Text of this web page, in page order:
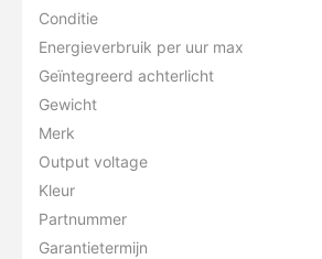
Conditie
Energieverbruik per uur max
Geïntegreerd achterlicht
Gewicht
Merk
Output voltage
Kleur
Partnummer
Garantietermijn